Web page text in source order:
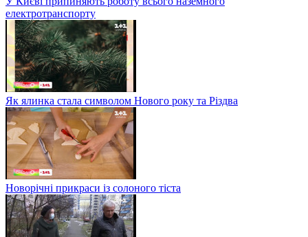
електротранспорту
Як ялинка стала символом Нового року та Різдва
Новорічні прикраси із солоного тіста